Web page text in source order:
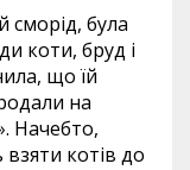
була
коти, бруд і
що їй
на
Начебто,
котів до